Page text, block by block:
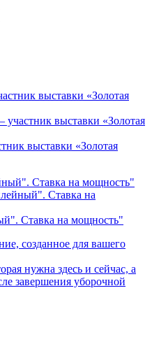
выставки «Золотая
выставки «Золотая
Ставка на
Ставка на мощность"
созданное для вашего
нужна здесь и сейчас, а
завершения уборочной